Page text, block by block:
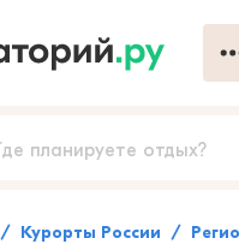
Курорты России